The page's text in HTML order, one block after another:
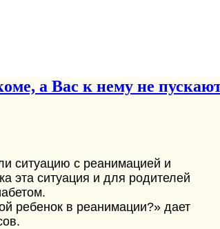
а Вас к нему не
ситуацию с реанимацией и
эта ситуация и для родителей
ребенок в реанимации?» дает